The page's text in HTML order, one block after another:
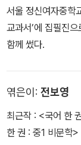
서울 정신여자중학
교과서’에 집필진
함께 썼다.
엮은이: 전보영
최근작 : <국어 한
한 권 : 중1 비문학>